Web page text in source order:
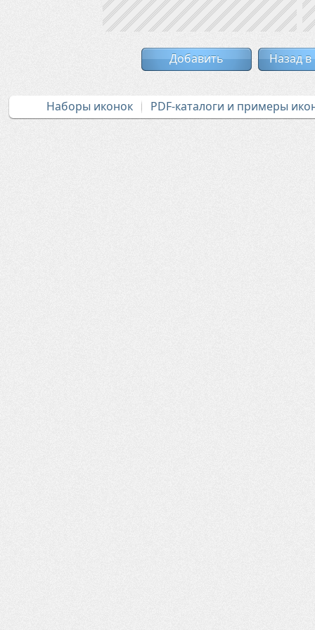
Добавить Назад в
Наборы иконок PDF-каталоги и примеры